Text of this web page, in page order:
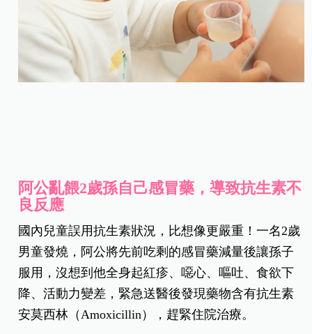
阿公亂餵2歲孫自己感冒藥，導致抗生素不
良反應
國內兒童誤用抗生素狀況，比想像更嚴重！一名2歲
男童發燒，阿公將先前吃剩的感冒藥減量後讓孫子
服用，沒想到他全身起紅疹、噁心、嘔吐、食欲下
降、活動力變差，緊急送醫後發現藥物含有抗生素
安莫西林（Amoxicillin），趕緊住院治療。